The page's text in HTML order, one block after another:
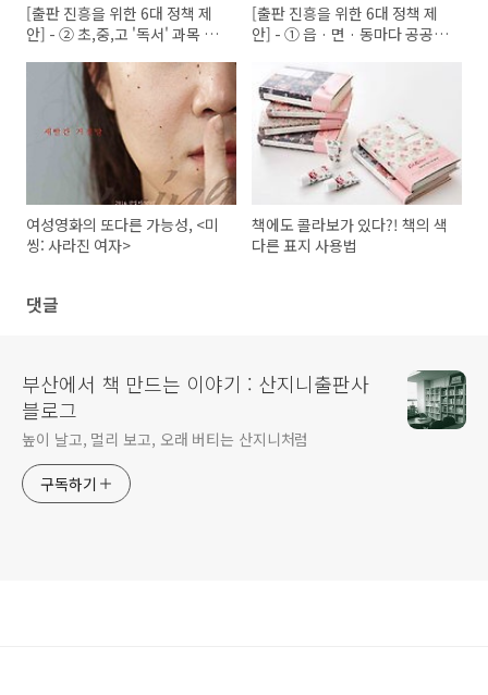
[출판 진흥을 위한 6대 정책 제
안] - ② 초,중,고 '독서' 과목 신
[출판 진흥을 위한 6대 정책 제
안] - ① 읍 · 면 · 동마다 공공도
여성영화의 또다른 가능성, <미
씽: 사라진 여자>
책에도 콜라보가 있다?! 책의 색
다른 표지 사용법
댓글
부산에서 책 만드는 이야기 : 산지니출판사
블로그
높이 날고, 멀리 보고, 오래 버티는 산지니처럼
구독하기